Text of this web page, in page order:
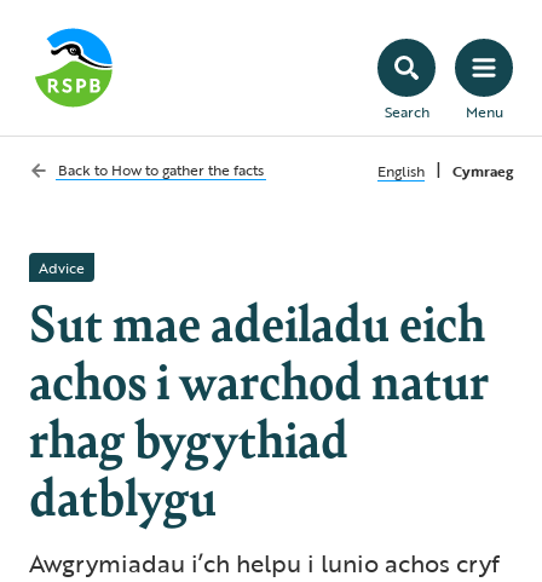
Search Menu
Back to How to gather the facts English | Cymraeg
Advice
Sut mae adeiladu eich
achos i warchod natur
rhag bygythiad
datblygu
Awgrymiadau i’ch helpu i lunio achos cryf